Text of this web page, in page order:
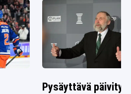
Pysäyttävä päivitys: